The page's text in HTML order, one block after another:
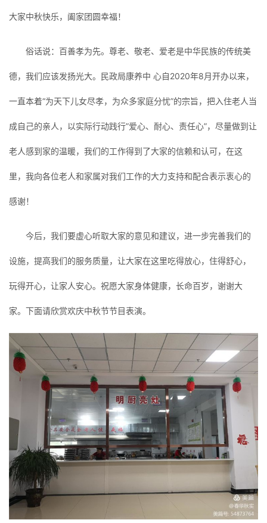
大家中秋快乐，阖家团圆幸福！
俗话说：百善孝为先。尊老、敬老、爱老是中华民族的传统美
德，我们应该发扬光大。民政局康养中 心自2020年8月开办以来，
一直本着“为天下儿女尽孝，为众多家庭分忧”的宗旨，把入住老人当
成自己的亲人，以实际行动践行”爱心、耐心、责任心”，尽量做到让
老人感到家的温暖，我们的工作得到了大家的信赖和认可，在这
里，我向各位老人和家属对我们工作的大力支持和配合表示衷心的
感谢！
今后，我们要虚心听取大家的意见和建议，进一步完善我们的
设施，提高我们的服务质量，让大家在这里吃得放心，住得舒心，
玩得开心，让家人安心。祝愿大家身体健康，长命百岁，谢谢大
家。下面请欣赏欢庆中秋节节目表演。